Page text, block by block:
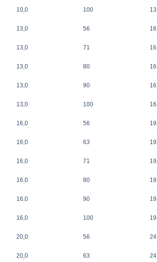
10,0 100
13,0 56
13,0 71
13,0 80
13,0 90
13,0 100
16,0 56
16,0 63
16,0 71
16,0 80
16,0 90
16,0 100
20,0 56
20,0 63